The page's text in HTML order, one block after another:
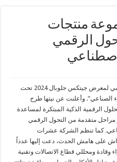
منتجات
الرقمي
تشارك هواوي بصفتها الراعي الماسي لمعرض جيتكس جلوبال 2024 تحت
الصناعي”. وأعلنت عن نيتها طرح
الرقمية الذكية المبتكرة لمساعدة
مراحل متقدمة من التحول الرقمي
كما تنظم الشركة عشرات
على هامش الحدث، دعت إليها عدداً
وقادة ومحللي قطاع الاتصالات وتقنية